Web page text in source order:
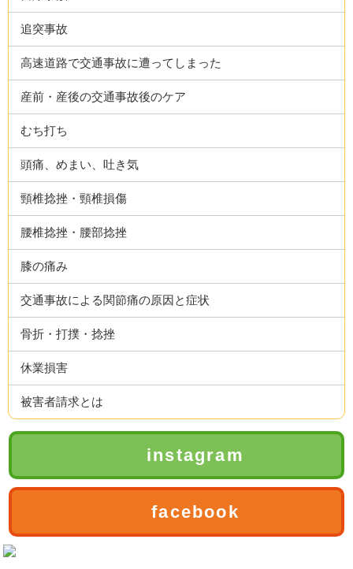
追突事故
高速道路で交通事故に遭ってしまった
産前・産後の交通事故後のケア
むち打ち
頭痛、めまい、吐き気
頸椎捻挫・頸椎損傷
腰椎捻挫・腰部捻挫
膝の痛み
交通事故による関節痛の原因と症状
骨折・打撲・捻挫
休業損害
被害者請求とは
instagram
facebook